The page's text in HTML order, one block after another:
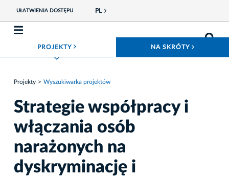
UŁATWIENIA DOSTĘPU PL
PROJEKTY ROZWIŃ MENU NA SKRÓTY
Projekty Wyszukiwarka projektów
Strategie współpracy i
włączania osób
narażonych na
dyskryminację i